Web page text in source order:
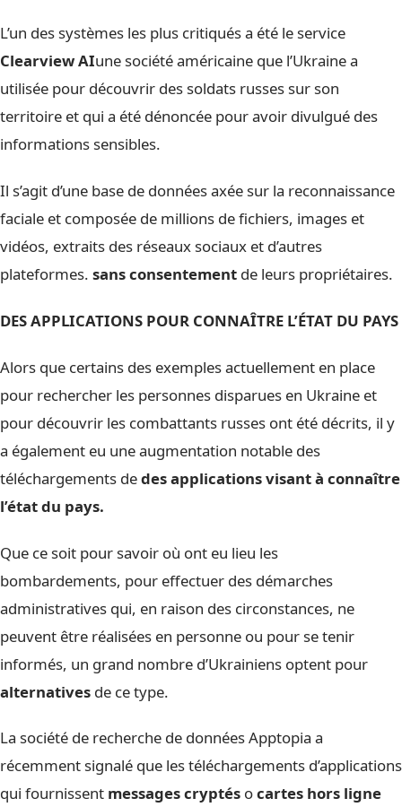
L’un des systèmes les plus critiqués a été le service
Clearview AIune société américaine que l’Ukraine a
utilisée pour découvrir des soldats russes sur son
territoire et qui a été dénoncée pour avoir divulgué des
informations sensibles.
Il s’agit d’une base de données axée sur la reconnaissance
faciale et composée de millions de fichiers, images et
vidéos, extraits des réseaux sociaux et d’autres
plateformes. sans consentement de leurs propriétaires.
DES APPLICATIONS POUR CONNAÎTRE L’ÉTAT DU PAYS
Alors que certains des exemples actuellement en place
pour rechercher les personnes disparues en Ukraine et
pour découvrir les combattants russes ont été décrits, il y
a également eu une augmentation notable des
téléchargements dedes applications visant à connaître
l’état du pays.
Que ce soit pour savoir où ont eu lieu les
bombardements, pour effectuer des démarches
administratives qui, en raison des circonstances, ne
peuvent être réalisées en personne ou pour se tenir
informés, un grand nombre d’Ukrainiens optent pour
alternatives de ce type.
La société de recherche de données Apptopia a
récemment signalé que les téléchargements d’applications
qui fournissent messages cryptés ocartes hors ligne